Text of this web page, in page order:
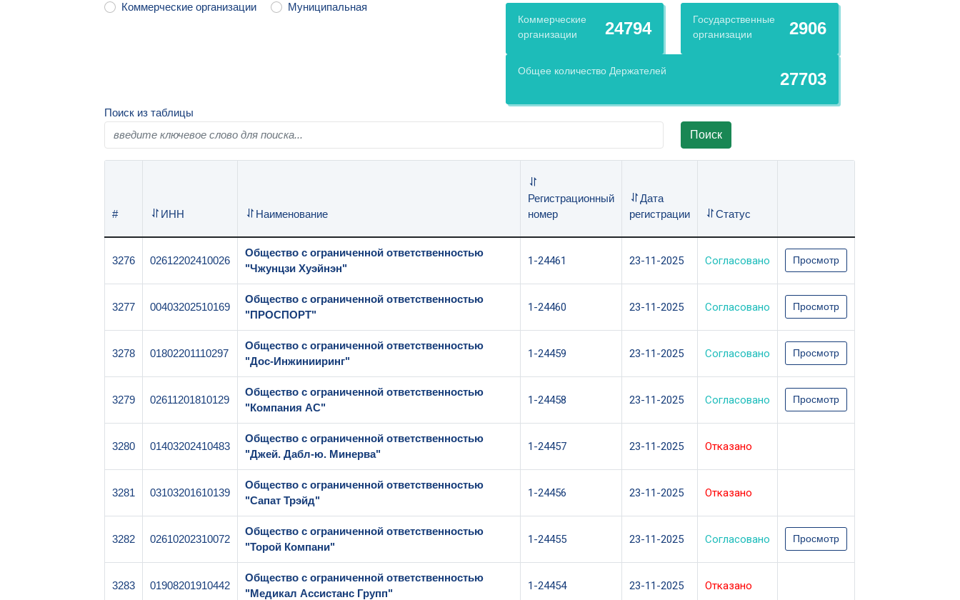
Коммерческие организации
Муниципальная
Коммерческие
организации
24794
Государственные
организации
2906
Общее количество Держателей 27703
Поиск из таблицы
Поиск
# ИНН Наименование
Регистрационный
номер
Дата
регистрации
Статус
3276 02612202410026
Общество с ограниченной ответственностью
"Чжунцзи Хуэйнэн"
1-24461 23-11-2025 Согласовано Просмотр
3277 00403202510169
Общество с ограниченной ответственностью
"ПРОСПОРТ"
1-24460 23-11-2025 Согласовано Просмотр
3278 01802201110297
Общество с ограниченной ответственностью
"Дос-Инжинииринг"
1-24459 23-11-2025 Согласовано Просмотр
3279 02611201810129
Общество с ограниченной ответственностью
"Компания АС"
1-24458 23-11-2025 Согласовано Просмотр
3280 01403202410483
Общество с ограниченной ответственностью
"Джей. Дабл-ю. Минерва"
1-24457 23-11-2025 Отказано
3281 03103201610139
Общество с ограниченной ответственностью
"Сапат Трэйд"
1-24456 23-11-2025 Отказано
3282 02610202310072
Общество с ограниченной ответственностью
"Торой Компани"
1-24455 23-11-2025 Согласовано Просмотр
3283 01908201910442
Общество с ограниченной ответственностью
"Медикал Ассистанс Групп"
1-24454 23-11-2025 Отказано